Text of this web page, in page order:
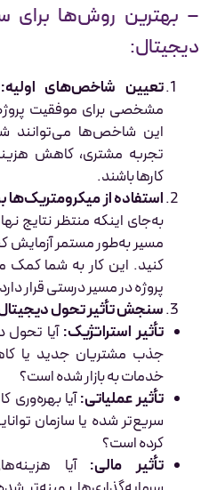
دیجیتال:
تعیین شاخص‌های اولیه:
مشخصی برای موفقیت
این شاخص‌ها می‌توانند
تجربه مشتری، کاهش
کارها باشند.
استفاده از
به‌جای اینکه منتظر نتایج
مسیر به‌طور مستمر آزمایش
کنید. این کار به شما کمک
پروژه در مسیر درستی قرار
سنجش تأثیر تحول
تأثیر استراتژیک:آیا تحول
جذب مشتریان جدید یا
خدمات به بازار شده است؟
تأثیر عملیاتی:آیا بهره‌وری
سریع‌تر شده یا سازمان
کرده است؟
تأثیر مالی:آیا